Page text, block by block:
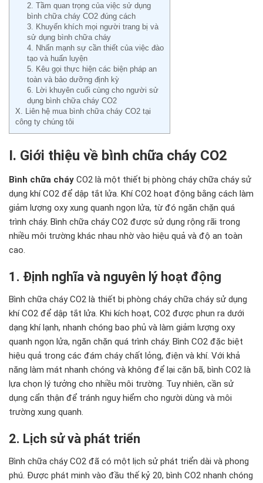
2. Tầm quan trọng của việc sử dụng
bình chữa cháy CO2 đúng cách
3. Khuyến khích mọi người trang bị và
sử dụng bình chữa cháy
4. Nhấn mạnh sự cần thiết của việc đào
tạo và huấn luyện
5. Kêu gọi thực hiện các biện pháp an
toàn và bảo dưỡng định kỳ
6. Lời khuyên cuối cùng cho người sử
dụng bình chữa cháy CO2
X. Liên hệ mua bình chữa cháy CO2 tại
công ty chúng tôi
I. Giới thiệu về bình chữa cháy CO2
Bình chữa cháy CO2 là một thiết bị phòng cháy chữa cháy sử
dụng khí CO2 để dập tắt lửa. Khí CO2 hoạt động bằng cách làm
giảm lượng oxy xung quanh ngọn lửa, từ đó ngăn chặn quá
trình cháy. Bình chữa cháy CO2 được sử dụng rộng rãi trong
nhiều môi trường khác nhau nhờ vào hiệu quả và độ an toàn
cao.
1. Định nghĩa và nguyên lý hoạt động
Bình chữa cháy CO2 là thiết bị phòng cháy chữa cháy sử dụng
khí CO2 để dập tắt lửa. Khi kích hoạt, CO2 được phun ra dưới
dạng khí lạnh, nhanh chóng bao phủ và làm giảm lượng oxy
quanh ngọn lửa, ngăn chặn quá trình cháy. Bình CO2 đặc biệt
hiệu quả trong các đám cháy chất lỏng, điện và khí. Với khả
năng làm mát nhanh chóng và không để lại cặn bã, bình CO2 là
lựa chọn lý tưởng cho nhiều môi trường. Tuy nhiên, cần sử
dụng cẩn thận để tránh nguy hiểm cho người dùng và môi
trường xung quanh.
2. Lịch sử và phát triển
Bình chữa cháy CO2 đã có một lịch sử phát triển dài và phong
phú. Được phát minh vào đầu thế kỷ 20, bình CO2 nhanh chóng